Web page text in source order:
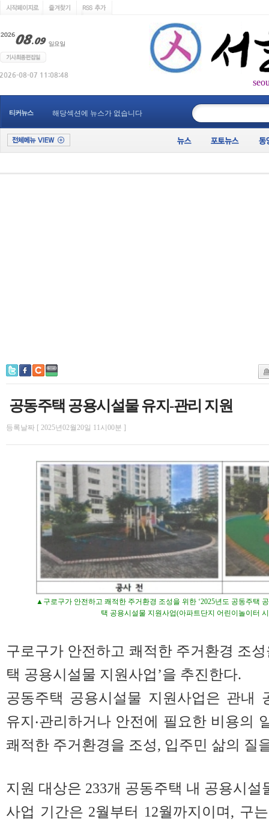
티커뉴스 해당섹션에 뉴스가 없습니다
공동주택 공용시설물 유지-관리 지원
등록날짜 [ 2025년02월20일 11시00분 ]
▲구로구가 안전하고 쾌적한 주거환경 조성을 위한 ‘2025년도 공동주택
택 공용시설물 지원사업(아파트단지 어린이놀이터
구로구가 안전하고 쾌적한 주거환경 조
택 공용시설물 지원사업’을 추진한다.
공동주택 공용시설물 지원사업은 관내
유지‧관리하거나 안전에 필요한 비용의
쾌적한 주거환경을 조성, 입주민 삶의 질
지원 대상은 233개 공동주택 내 공용시설
사업 기간은 2월부터 12월까지이며, 구